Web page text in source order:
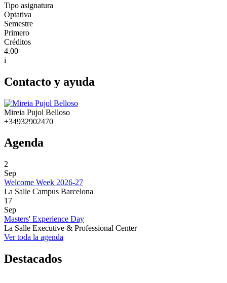
Tipo asignatura
Optativa
Semestre
Primero
Créditos
4.00
i
Contacto y ayuda
Mireia Pujol Belloso
+34932902470
Agenda
2
Sep
Welcome Week 2026-27
La Salle Campus Barcelona
17
Sep
Masters' Experience Day
La Salle Executive & Professional Center
Ver toda la agenda
Destacados